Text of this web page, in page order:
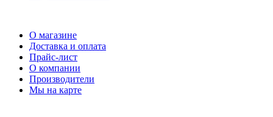
О магазине
Доставка и оплата
Прайс-лист
О компании
Производители
Мы на карте